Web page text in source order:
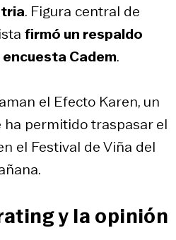
. Figura central de
firmó un respaldo
Cadem.
el Efecto Karen, un
ha permitido traspasar el
el Festival de Viña del
y la opinión